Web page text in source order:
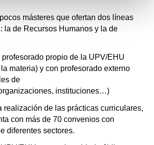
másteres que ofertan dos líneas
la de Recursos Humanos y la de
propio de la UPV/EHU
materia) y con profesorado externo
de
instituciones…)
realización de las prácticas curriculares,
con más de 70 convenios con
diferentes sectores.